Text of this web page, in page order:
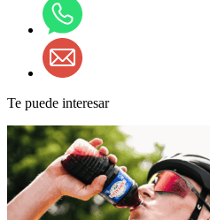
Te puede interesar